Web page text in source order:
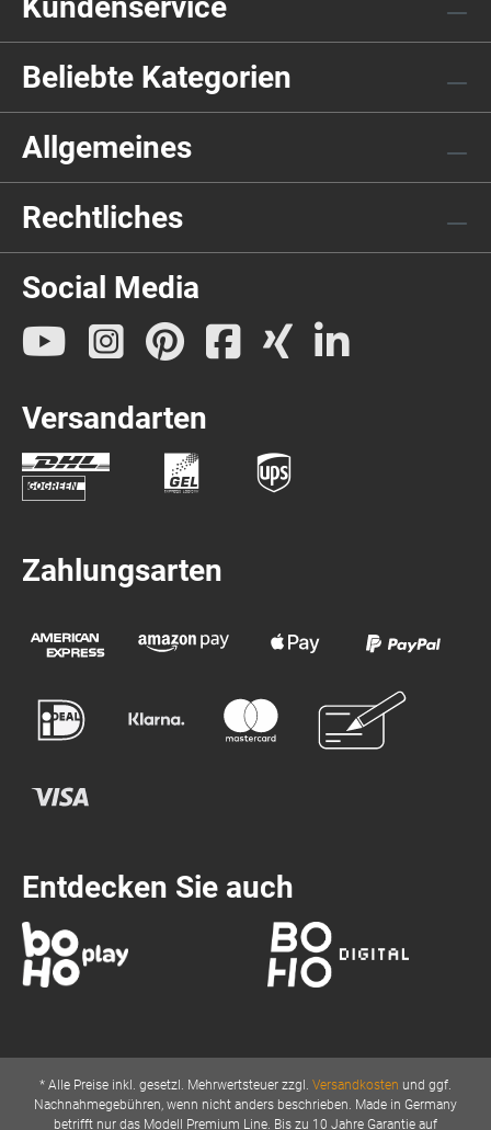
Kundenservice
Beliebte Kategorien
Allgemeines
Rechtliches
Social Media
Versandarten
Zahlungsarten
Entdecken Sie auch
* Alle Preise inkl. gesetzl. Mehrwertsteuer zzgl. Versandkosten und ggf.
Nachnahmegebühren, wenn nicht anders beschrieben. Made in Germany
betrifft nur das Modell Premium Line. Bis zu 10 Jahre Garantie auf